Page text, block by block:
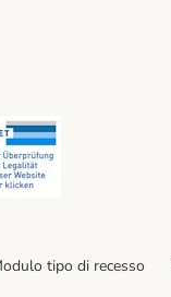
tipo di recesso